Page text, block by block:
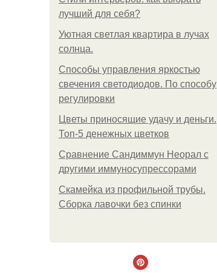
лучший для себя?
Уютная светлая квартира в лучах
солнца.
Способы управления яркостью
свечения светодиодов. По способу
регулировки
Цветы приносящие удачу и деньги.
Топ-5 денежных цветков
Сравнение Сандиммун Неорал с
другими иммуносупрессорами
Скамейка из профильной трубы.
Сборка лавочки без спинки